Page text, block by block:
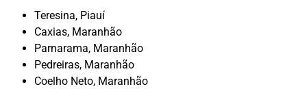
Teresina, Piauí
Caxias, Maranhão
Parnarama, Maranhão
Pedreiras, Maranhão
Coelho Neto, Maranhão